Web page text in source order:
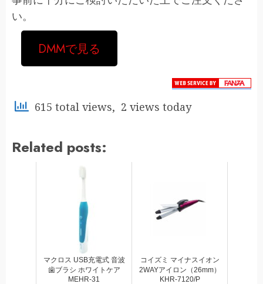
い。
DMMで見る
615 total views, 2 views today
Related posts:
マクロス USB充電式 音波
歯ブラシ ホワイトケア
MEHR-31
コイズミ マイナスイオン
2WAYアイロン（26mm）
KHR-7120/P